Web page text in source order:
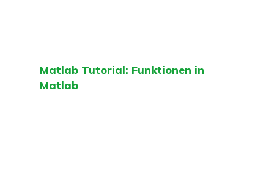
Matlab Tutorial: Funktionen in
Matlab